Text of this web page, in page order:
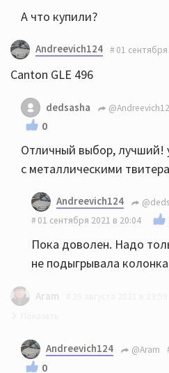
А что купили?
Andreevich124 01
Canton GLE 496
dedsasha
0
Отличный выбор, лучший!
с металлическими
Andreevich124
01 сентября 2021 в 20:04
Пока доволен. Надо
не подыгрывала
Aram
HECO Victa prime 502 можно
излишни в 15 м.кв. скорее
Andreevich124 @Aram
0